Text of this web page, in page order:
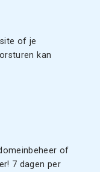
of je
kan
of
7 dagen per